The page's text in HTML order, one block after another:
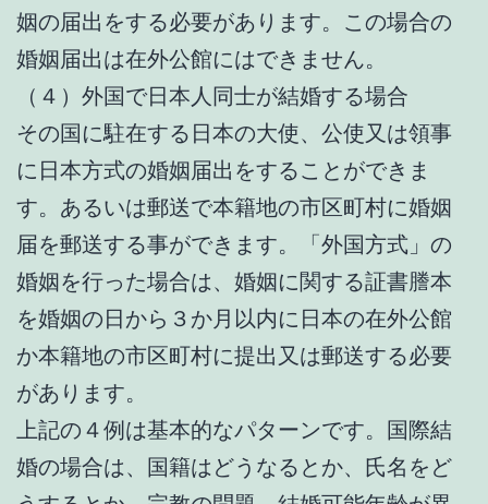
姻の届出をする必要があります。この場合の
婚姻届出は在外公館にはできません。
（４）外国で日本人同士が結婚する場合
その国に駐在する日本の大使、公使又は領事
に日本方式の婚姻届出をすることができま
す。あるいは郵送で本籍地の市区町村に婚姻
届を郵送する事ができます。「外国方式」の
婚姻を行った場合は、婚姻に関する証書謄本
を婚姻の日から３か月以内に日本の在外公館
か本籍地の市区町村に提出又は郵送する必要
があります。
上記の４例は基本的なパターンです。国際結
婚の場合は、国籍はどうなるとか、氏名をど